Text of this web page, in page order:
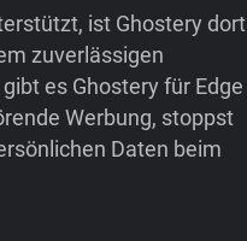
ist Ghostery dort
zuverlässigen
es Ghostery für Edge
Werbung, stoppst
Daten beim